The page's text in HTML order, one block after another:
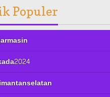
Populer